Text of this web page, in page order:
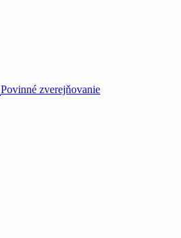
Povinné zverejňovanie